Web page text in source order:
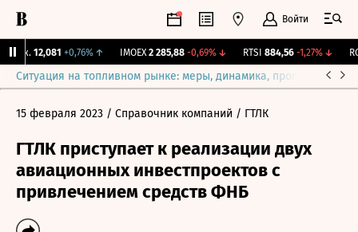
Войти
12,081 +0,76%↑ IMOEX 2 285,88 -0,69%↓ RTSI 884,56 -1,27%↓
Ситуация на топливном рынке: меры, динамика, прогнозы
15 февраля 2023 / Справочник компаний / ГТЛК
ГТЛК приступает к реализации двух
авиационных инвестпроектов с
привлечением средств ФНБ